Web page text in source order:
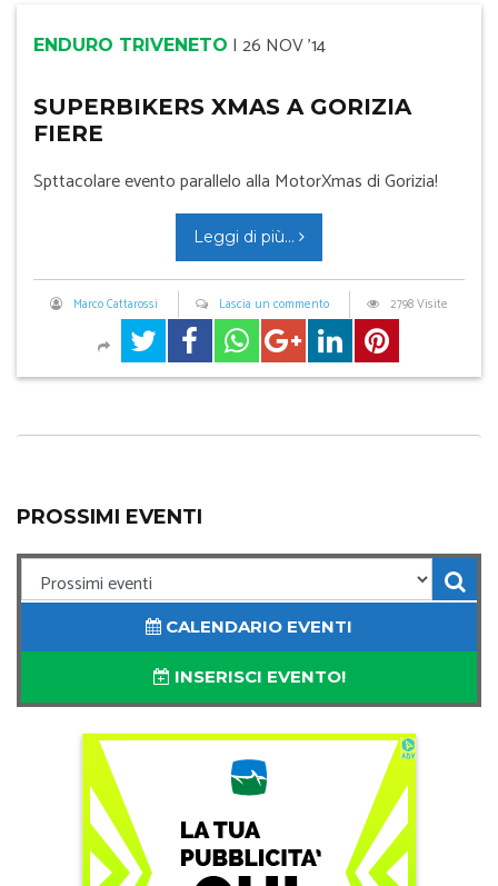
ENDURO TRIVENETO | 26 NOV '14
SUPERBIKERS XMAS A GORIZIA
FIERE
Spttacolare evento parallelo alla MotorXmas di Gorizia!
Leggi di più...
Marco Cattarossi Lascia un commento 2798 Visite
PROSSIMI EVENTI
CALENDARIO EVENTI
INSERISCI EVENTO!